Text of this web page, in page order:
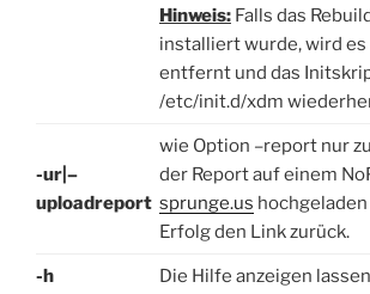
Hinweis: Falls das
installiert wurde, wird
entfernt und das
/etc/init.d/xdm
-ur|–
uploadreport
wie Option –report nur
der Report auf einem
sprunge.us
Erfolg den Link zurück.
-h Die Hilfe anzeigen lassen